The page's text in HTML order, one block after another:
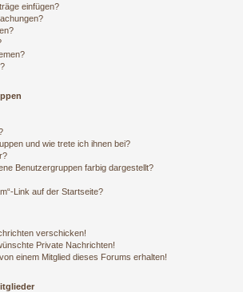
einfügen?
und wie trete ich ihnen bei?
Benutzergruppen farbig dargestellt?
Link auf der Startseite?
verschicken!
Private Nachrichten!
einem Mitglied dieses Forums erhalten!